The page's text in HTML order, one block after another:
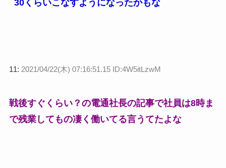
30くらいこなすようになったかもな
11: 2021/04/22(木) 07:16:51.15 ID:4W5itLzwM
戦後すぐくらい？の電通社長の記事で社員は8時ま
で残業してもの凄く働いてる言うてたよな